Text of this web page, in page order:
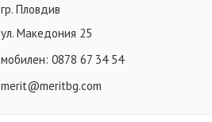
гр. Пловдив
ул. Македония 25
мобилен: 0878 67 34 54
merit@meritbg.com